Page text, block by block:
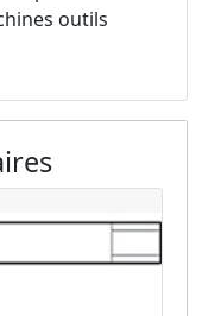
outils